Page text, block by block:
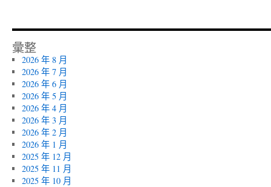
彙整
2026 年 8 月
2026 年 7 月
2026 年 6 月
2026 年 5 月
2026 年 4 月
2026 年 3 月
2026 年 2 月
2026 年 1 月
2025 年 12 月
2025 年 11 月
2025 年 10 月